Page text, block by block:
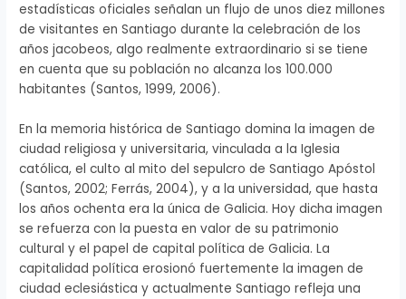
estadísticas oficiales señalan un flujo de unos diez millones
de visitantes en Santiago durante la celebración de los
años jacobeos, algo realmente extraordinario si se tiene
en cuenta que su población no alcanza los 100.000
habitantes (Santos, 1999, 2006).
En la memoria histórica de Santiago domina la imagen de
ciudad religiosa y universitaria, vinculada a la Iglesia
católica, el culto al mito del sepulcro de Santiago Apóstol
(Santos, 2002; Ferrás, 2004), y a la universidad, que hasta
los años ochenta era la única de Galicia. Hoy dicha imagen
se refuerza con la puesta en valor de su patrimonio
cultural y el papel de capital política de Galicia. La
capitalidad política erosionó fuertemente la imagen de
ciudad eclesiástica y actualmente Santiago refleja una